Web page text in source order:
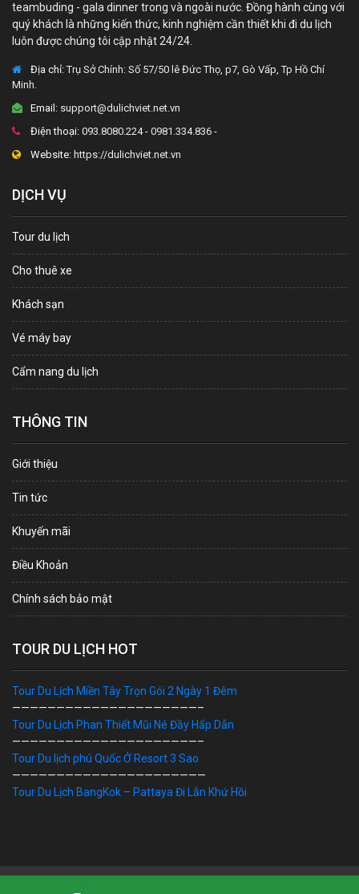
teambuding - gala dinner trong và ngoài nước. Đồng hành cùng với
quý khách là những kiến thức, kinh nghiệm cần thiết khi đi du lịch
luôn được chúng tôi cập nhật 24/24.
Địa chỉ:Trụ Sở Chính: Số 57/50 lê Đức Thọ, p7, Gò Vấp, Tp Hồ Chí
Minh.
Email: support@dulichviet.net.vn
Điện thoại: 093.8080.224 - 0981.334.836 -
Website: https://dulichviet.net.vn
DỊCH VỤ
Tour du lịch
Cho thuê xe
Khách sạn
Vé máy bay
Cẩm nang du lịch
THÔNG TIN
Giới thiệu
Tin tức
Khuyến mãi
Điều Khoản
Chính sách bảo mật
TOUR DU LỊCH HOT
Tour Du Lịch Miền Tây Trọn Gói 2 Ngày 1 Đêm
—————————————————————–
Tour Du Lịch Phan Thiết Mũi Né Đầy Hấp Dẫn
—————————————————————–
Tour Du lịch phú Quốc Ở Resort 3 Sao
——————————————————————
Tour Du Lịch BangKok – Pattaya Đi Lẫn Khứ Hồi